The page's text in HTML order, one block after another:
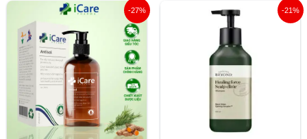
-27%
Giá
gốc
là:
320.000 ₫.
235.000 ₫.
-21%
gốc
là:
890.000 ₫.